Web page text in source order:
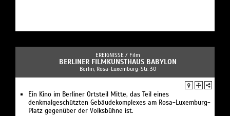
EREIGNISSE / Film
BERLINER FILMKUNSTHAUS BABYLON
Berlin, Rosa-Luxemburg-Str. 30
Ein Kino im Berliner Ortsteil Mitte, das Teil eines
denkmalgeschützten Gebäudekomplexes am Rosa-Luxemburg-
Platz gegenüber der Volksbühne ist.